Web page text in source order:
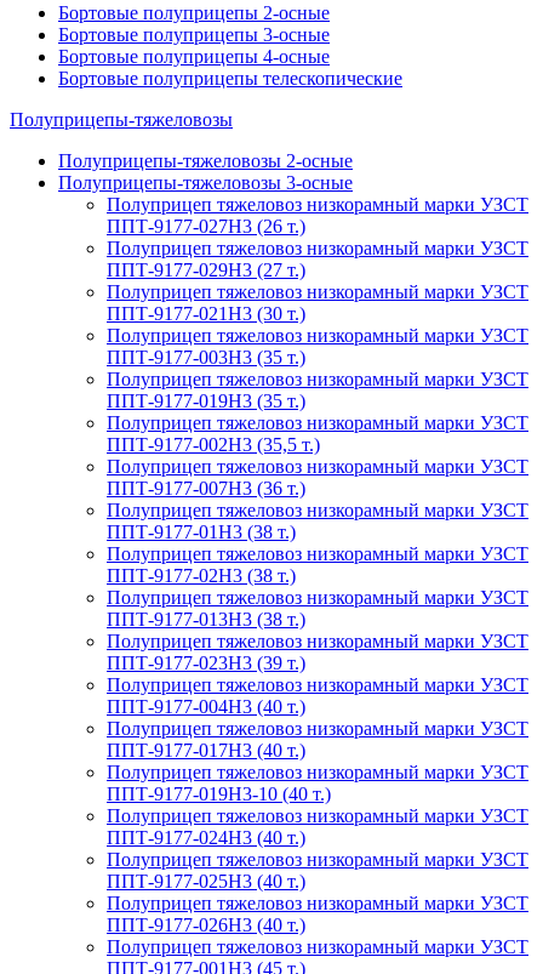
Бортовые полуприцепы 2-осные
Бортовые полуприцепы 3-осные
Бортовые полуприцепы 4-осные
Бортовые полуприцепы телескопические
Полуприцепы-тяжеловозы
Полуприцепы-тяжеловозы 2-осные
Полуприцепы-тяжеловозы 3-осные
Полуприцеп тяжеловоз низкорамный марки УЗСТ
ППТ-9177-027Н3 (26 т.)
Полуприцеп тяжеловоз низкорамный марки УЗСТ
ППТ-9177-029Н3 (27 т.)
Полуприцеп тяжеловоз низкорамный марки УЗСТ
ППТ-9177-021Н3 (30 т.)
Полуприцеп тяжеловоз низкорамный марки УЗСТ
ППТ-9177-003Н3 (35 т.)
Полуприцеп тяжеловоз низкорамный марки УЗСТ
ППТ-9177-019Н3 (35 т.)
Полуприцеп тяжеловоз низкорамный марки УЗСТ
ППТ-9177-002Н3 (35,5 т.)
Полуприцеп тяжеловоз низкорамный марки УЗСТ
ППТ-9177-007Н3 (36 т.)
Полуприцеп тяжеловоз низкорамный марки УЗСТ
ППТ-9177-01Н3 (38 т.)
Полуприцеп тяжеловоз низкорамный марки УЗСТ
ППТ-9177-02Н3 (38 т.)
Полуприцеп тяжеловоз низкорамный марки УЗСТ
ППТ-9177-013Н3 (38 т.)
Полуприцеп тяжеловоз низкорамный марки УЗСТ
ППТ-9177-023Н3 (39 т.)
Полуприцеп тяжеловоз низкорамный марки УЗСТ
ППТ-9177-004Н3 (40 т.)
Полуприцеп тяжеловоз низкорамный марки УЗСТ
ППТ-9177-017Н3 (40 т.)
Полуприцеп тяжеловоз низкорамный марки УЗСТ
ППТ-9177-019Н3-10 (40 т.)
Полуприцеп тяжеловоз низкорамный марки УЗСТ
ППТ-9177-024Н3 (40 т.)
Полуприцеп тяжеловоз низкорамный марки УЗСТ
ППТ-9177-025Н3 (40 т.)
Полуприцеп тяжеловоз низкорамный марки УЗСТ
ППТ-9177-026Н3 (40 т.)
Полуприцеп тяжеловоз низкорамный марки УЗСТ
ППТ-9177-001Н3 (45 т.)